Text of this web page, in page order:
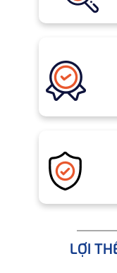
LỢI